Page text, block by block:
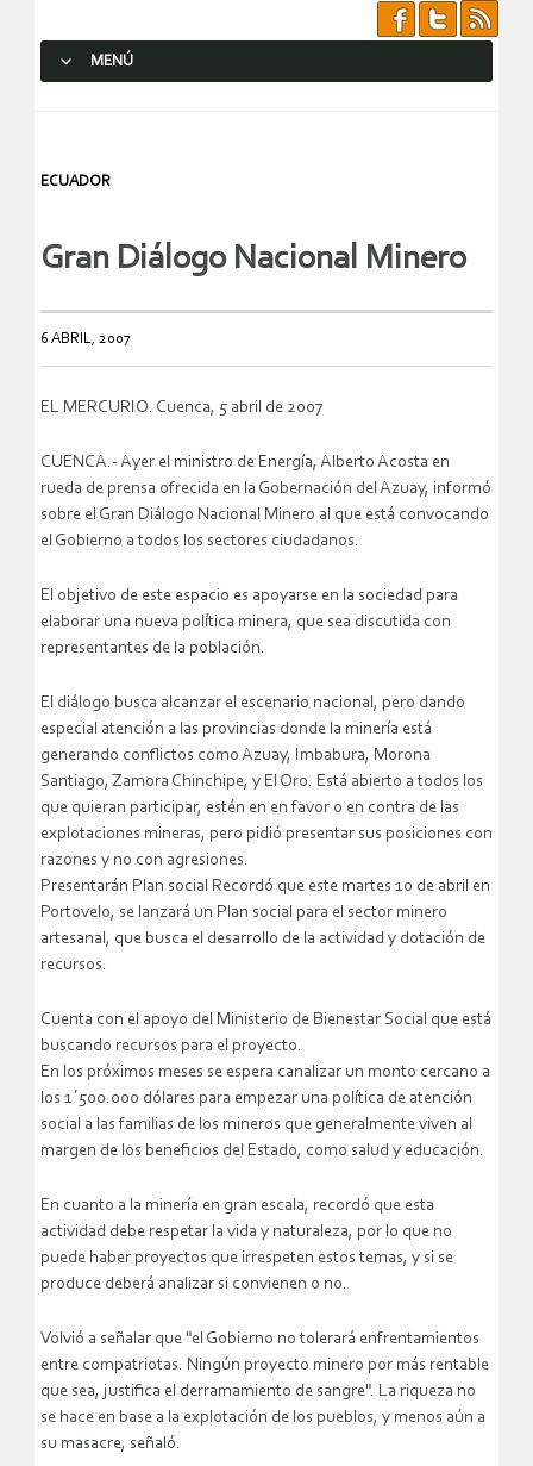
MENÚ
ECUADOR
Gran Diálogo Nacional Minero
6 ABRIL, 2007
EL MERCURIO. Cuenca, 5 abril de 2007
CUENCA.- Ayer el ministro de Energía, Alberto Acosta en
rueda de prensa ofrecida en la Gobernación del Azuay, informó
sobre el Gran Diálogo Nacional Minero al que está convocando
el Gobierno a todos los sectores ciudadanos.
El objetivo de este espacio es apoyarse en la sociedad para
elaborar una nueva política minera, que sea discutida con
representantes de la población.
El diálogo busca alcanzar el escenario nacional, pero dando
especial atención a las provincias donde la minería está
generando conflictos como Azuay, Imbabura, Morona
Santiago, Zamora Chinchipe, y El Oro. Está abierto a todos los
que quieran participar, estén en en favor o en contra de las
explotaciones mineras, pero pidió presentar sus posiciones con
razones y no con agresiones.
Presentarán Plan social Recordó que este martes 10 de abril en
Portovelo, se lanzará un Plan social para el sector minero
artesanal, que busca el desarrollo de la actividad y dotación de
recursos.
Cuenta con el apoyo del Ministerio de Bienestar Social que está
buscando recursos para el proyecto.
En los próximos meses se espera canalizar un monto cercano a
los 1´500.000 dólares para empezar una política de atención
social a las familias de los mineros que generalmente viven al
margen de los beneficios del Estado, como salud y educación.
En cuanto a la minería en gran escala, recordó que esta
actividad debe respetar la vida y naturaleza, por lo que no
puede haber proyectos que irrespeten estos temas, y si se
produce deberá analizar si convienen o no.
Volvió a señalar que "el Gobierno no tolerará enfrentamientos
entre compatriotas. Ningún proyecto minero por más rentable
que sea, justifica el derramamiento de sangre". La riqueza no
se hace en base a la explotación de los pueblos, y menos aún a
su masacre, señaló.